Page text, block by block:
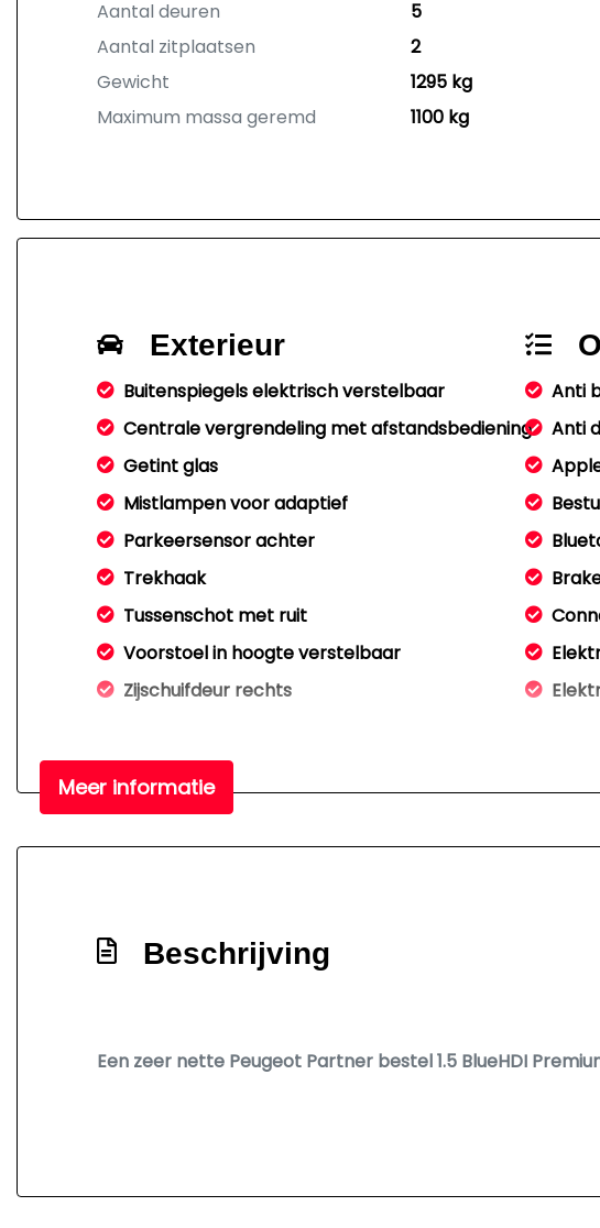
Aantal deuren
5
Aantal zitplaatsen
2
Gewicht
1295 kg
Maximum massa geremd
1100 kg
Exterieur
Buitenspiegels elektrisch verstelbaar
Centrale vergrendeling met afstandsbediening
Getint glas
Mistlampen voor adaptief
Parkeersensor achter
Trekhaak
Tussenschot met ruit
Voorstoel in hoogte verstelbaar
Zijschuifdeur rechts
Anti
Anti
Meer informatie
Beschrijving
Een zeer nette Peugeot Partner bestel 1.5 BlueHDI